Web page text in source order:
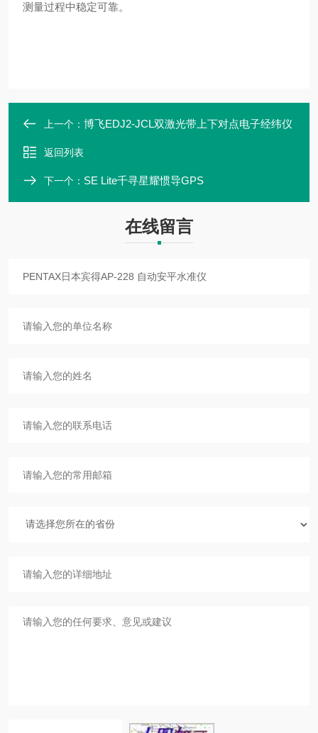
测量过程中稳定可靠。
上一个： 博飞EDJ2-JCL双激光带上下对点电子经纬仪
返回列表
下一个： SE Lite千寻星耀惯导GPS
在线留言